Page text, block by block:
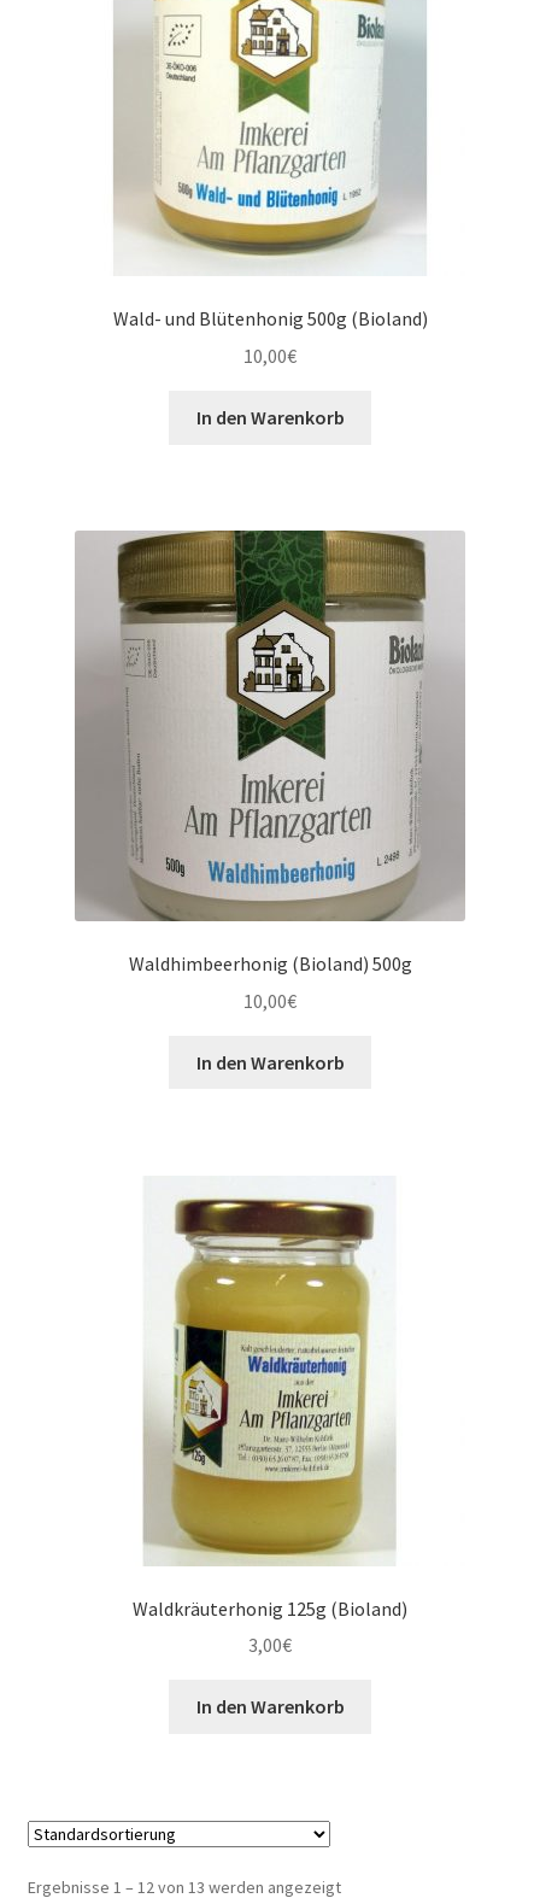
Wald- und Blütenhonig 500g (Bioland)
10,00€
In den Warenkorb
Waldhimbeerhonig (Bioland) 500g
10,00€
In den Warenkorb
Waldkräuterhonig 125g (Bioland)
3,00€
In den Warenkorb
Ergebnisse 1 – 12 von 13 werden angezeigt